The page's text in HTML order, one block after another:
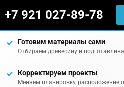
+7 921 027-89-78
Готовим материалы сами
Отбираем древесину и
Корректируем проекты
Меняем планировку, расположение